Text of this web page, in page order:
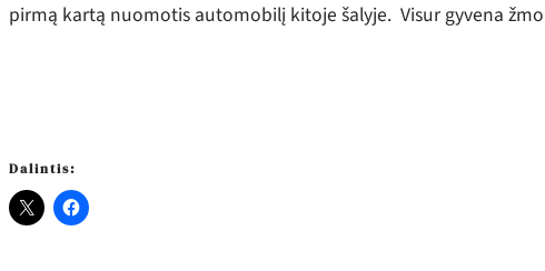
pirmą kartą nuomotis automobilį kitoje šalyje. Visur gyvena
Dalintis: